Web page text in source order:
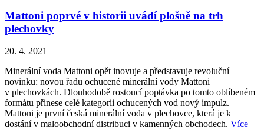
Mattoni poprvé v historii uvádí plošně na trh
plechovky
20. 4. 2021
Minerální voda Mattoni opět inovuje a představuje revoluční
novinku: novou řadu ochucené minerální vody Mattoni
v plechovkách. Dlouhodobě rostoucí poptávka po tomto oblíbeném
formátu přinese celé kategorii ochucených vod nový impulz.
Mattoni je první česká minerální voda v plechovce, která je k
dostání v maloobchodní distribuci v kamenných obchodech. Více